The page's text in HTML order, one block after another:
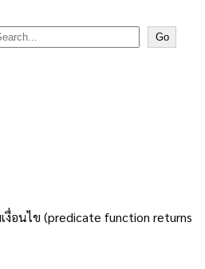
Go
งื่อนไข (predicate function returns